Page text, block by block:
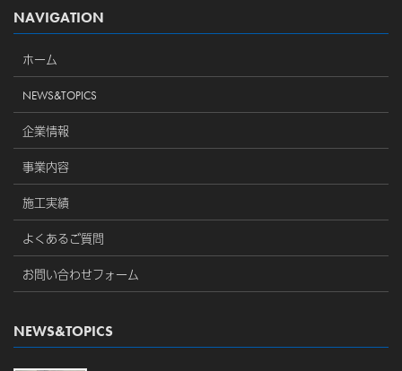
NAVIGATION
ホーム
NEWS&TOPICS
企業情報
事業内容
施工実績
よくあるご質問
お問い合わせフォーム
NEWS&TOPICS